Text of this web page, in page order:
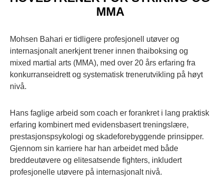
MMA
Mohsen Bahari er tidligere profesjonell utøver og
internasjonalt anerkjent trener innen thaiboksing og
mixed martial arts (MMA), med over 20 års erfaring fra
konkurranseidrett og systematisk trenerutvikling på høyt
nivå.
Hans faglige arbeid som coach er forankret i lang praktisk
erfaring kombinert med evidensbasert treningslære,
prestasjonspsykologi og skadeforebyggende prinsipper.
Gjennom sin karriere har han arbeidet med både
breddeutøvere og elitesatsende fighters, inkludert
profesjonelle utøvere på internasjonalt nivå.